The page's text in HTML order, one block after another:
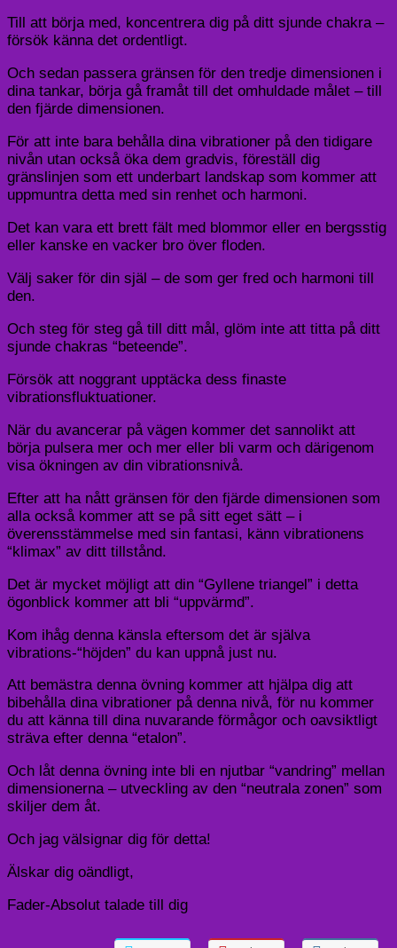
Till att börja med, koncentrera dig på ditt sjunde chakra –
försök känna det ordentligt.
Och sedan passera gränsen för den tredje dimensionen i
dina tankar, börja gå framåt till det omhuldade målet – till
den fjärde dimensionen.
För att inte bara behålla dina vibrationer på den tidigare
nivån utan också öka dem gradvis, föreställ dig
gränslinjen som ett underbart landskap som kommer att
uppmuntra detta med sin renhet och harmoni.
Det kan vara ett brett fält med blommor eller en bergsstig
eller kanske en vacker bro över floden.
Välj saker för din själ – de som ger fred och harmoni till
den.
Och steg för steg gå till ditt mål, glöm inte att titta på ditt
sjunde chakras “beteende”.
Försök att noggrant upptäcka dess finaste
vibrationsfluktuationer.
När du avancerar på vägen kommer det sannolikt att
börja pulsera mer och mer eller bli varm och därigenom
visa ökningen av din vibrationsnivå.
Efter att ha nått gränsen för den fjärde dimensionen som
alla också kommer att se på sitt eget sätt – i
överensstämmelse med sin fantasi, känn vibrationens
“klimax” av ditt tillstånd.
Det är mycket möjligt att din “Gyllene triangel” i detta
ögonblick kommer att bli “uppvärmd”.
Kom ihåg denna känsla eftersom det är själva
vibrations-“höjden” du kan uppnå just nu.
Att bemästra denna övning kommer att hjälpa dig att
bibehålla dina vibrationer på denna nivå, för nu kommer
du att känna till dina nuvarande förmågor och oavsiktligt
sträva efter denna “etalon”.
Och låt denna övning inte bli en njutbar “vandring” mellan
dimensionerna – utveckling av den “neutrala zonen” som
skiljer dem åt.
Och jag välsignar dig för detta!
Älskar dig oändligt,
Fader-Absolut talade till dig